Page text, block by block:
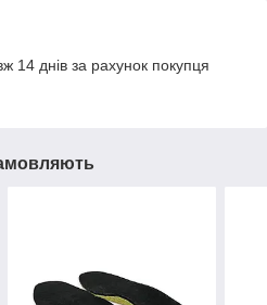
14 днів за рахунок покупця